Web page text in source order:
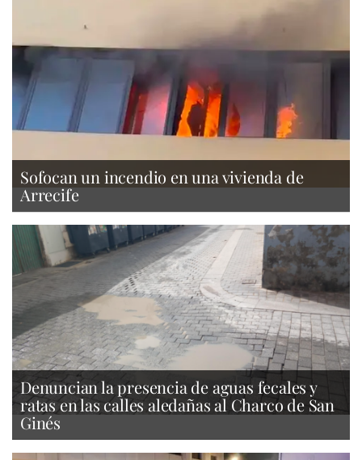
Sofocan un incendio en una vivienda de
Arrecife
Denuncian la presencia de aguas fecales y
ratas en las calles aledañas al Charco de San
Ginés